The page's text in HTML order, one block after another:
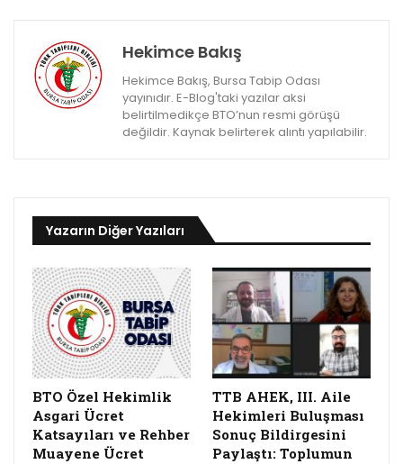
Hekimce Bakış
Hekimce Bakış, Bursa Tabip Odası
yayınıdır. E-Blog'taki yazılar aksi
belirtilmedikçe BTO’nun resmi görüşü
değildir. Kaynak belirterek alıntı yapılabilir.
Yazarın Diğer Yazıları
BTO Özel Hekimlik
Asgari Ücret
Katsayıları ve Rehber
Muayene Ücret
TTB AHEK, III. Aile
Hekimleri Buluşması
Sonuç Bildirgesini
Paylaştı: Toplumun